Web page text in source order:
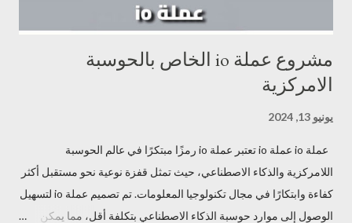
مشروع عملة io الخاص بالحوسبة
الامركزية
يونيو 13, 2024
عملة io عملة io تعتبر عملة io رمزًا مبتكرًا في عالم الحوسبة
اللامركزية والذكاء الاصطناعي، حيث تمثل قفزة نوعية نحو مستقبل أكثر
كفاءة وابتكارًا في مجال تكنولوجيا المعلومات. تم تصميم عملة io لتسهيل
الوصول إلى موارد حوسبة الذكاء الاصطناعي بتكلفة أقل، مما يمكن